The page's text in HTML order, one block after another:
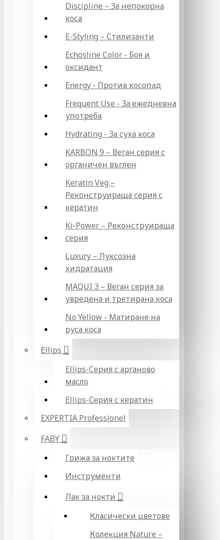
Discipline – За непокорна
коса
E-Styling – Стилизанти
Echosline Color - Боя и
оксидант
Energy - Против косопад
Frequent Use - За ежедневна
употреба
Hydrating - За суха коса
KARBON 9 – Веган серия с
органичен въглен
Keratin Veg –
Реконструираща серия с
кератин
Ki-Power – Реконструираща
серия
Luxury – Луксозна
хидратация
MAQUI 3 – Веган серия за
увредена и третирана коса
No Yellow - Матиране на
руса коса
Ellips
Ellips-Серия с арганово
масло
Ellips-Серия с кератин
EXPERTIA Professionel
FABY
Грижа за ноктите
Инструменти
Лак за нокти
Класически цветове
Колекция Nature –